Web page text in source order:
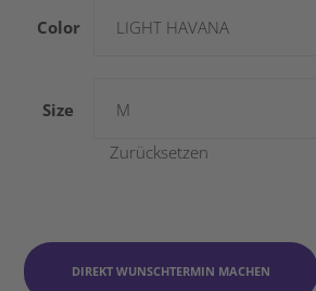
Color LIGHT HAVANA
Size
M
Zurücksetzen
DIREKT WUNSCHTERMIN MACHEN